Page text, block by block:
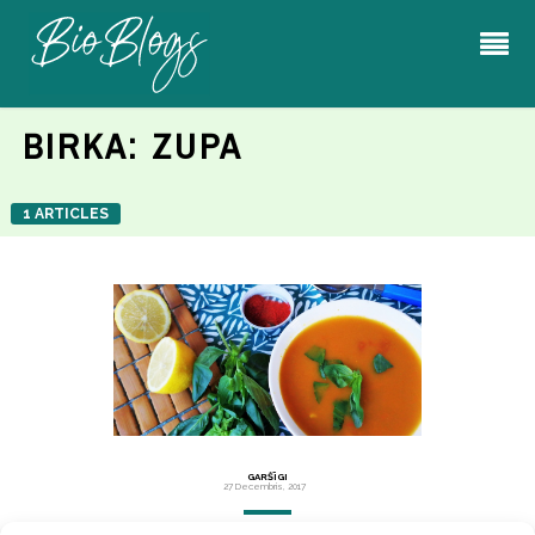
BIRKA: ZUPA
1 ARTICLES
GARŠĪGI
27 Decembris, 2017